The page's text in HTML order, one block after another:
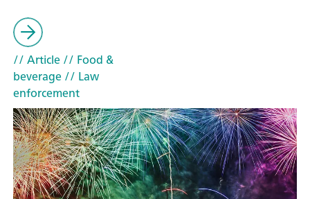
// Article// Food &
beverage// Law
enforcement